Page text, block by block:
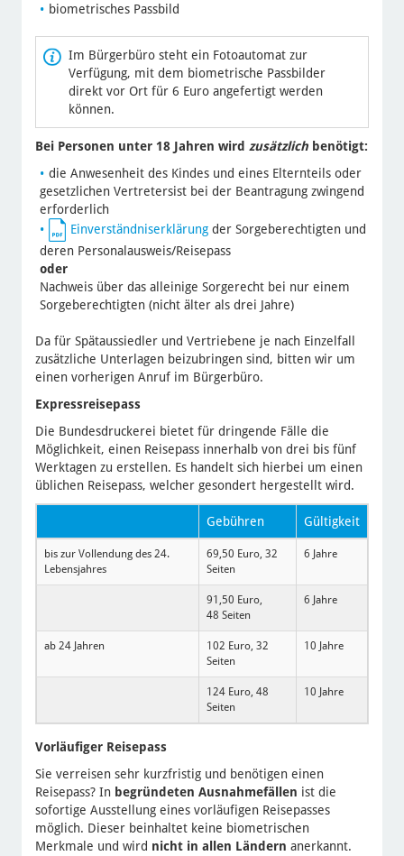
biometrisches Passbild
Im Bürgerbüro steht ein Fotoautomat zur
Verfügung, mit dem biometrische Passbilder
direkt vor Ort für 6 Euro angefertigt werden
können.
Bei Personen unter 18 Jahren wird zusätzlichbenötigt:
die Anwesenheit des Kindes und eines Elternteils oder
gesetzlichen Vertretersist bei der Beantragung zwingend
erforderlich
Einverständniserklärungder Sorgeberechtigten und
deren Personalausweis/Reisepass
oder
Nachweis über das alleinige Sorgerecht bei nur einem
Sorgeberechtigten (nicht älter als drei Jahre)
Da für Spätaussiedler und Vertriebene je nach Einzelfall
zusätzliche Unterlagen beizubringen sind, bitten wir um
einen vorherigen Anruf im Bürgerbüro.
Expressreisepass
Die Bundesdruckerei bietet für dringende Fälle die
Möglichkeit, einen Reisepass innerhalb von drei bis fünf
Werktagen zu erstellen. Es handelt sich hierbei um einen
üblichen Reisepass, welcher gesondert hergestellt wird.
Gebühren Gültigkeit
bis zur Vollendung des 24.
Lebensjahres
69,50 Euro, 32
Seiten
6 Jahre
91,50 Euro,
48 Seiten
6 Jahre
ab 24 Jahren
102 Euro, 32
Seiten
10 Jahre
124 Euro, 48
Seiten
10 Jahre
Vorläufiger Reisepass
Sie verreisen sehr kurzfristig und benötigen einen
Reisepass? In begründeten Ausnahmefällen ist die
sofortige Ausstellung eines vorläufigen Reisepasses
möglich. Dieser beinhaltet keine biometrischen
Merkmale und wird nicht in allen Ländern anerkannt.